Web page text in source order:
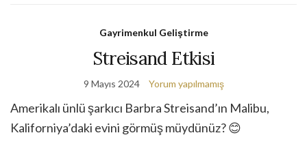
Gayrimenkul Geliştirme
Streisand Etkisi
9 Mayıs 2024 Yorum yapılmamış
Amerikalı ünlü şarkıcı Barbra Streisand’ın Malibu,
Kaliforniya’daki evini görmüş müydünüz? 😊